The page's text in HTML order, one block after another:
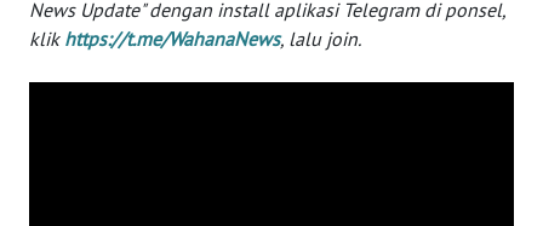
News Update" dengan install aplikasi Telegram di ponsel,
klik https://t.me/WahanaNews, lalu join.
WN
NUSANTARA